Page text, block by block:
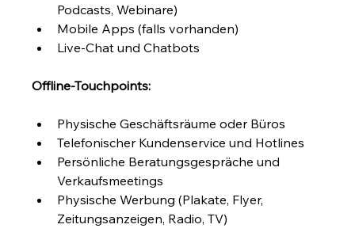
Podcasts, Webinare)
Mobile Apps (falls vorhanden)
Live-Chat und Chatbots
Offline-Touchpoints:
Physische Geschäftsräume oder Büros
Telefonischer Kundenservice und Hotlines
Persönliche Beratungsgespräche und
Verkaufsmeetings
Physische Werbung (Plakate, Flyer,
Zeitungsanzeigen, Radio, TV)